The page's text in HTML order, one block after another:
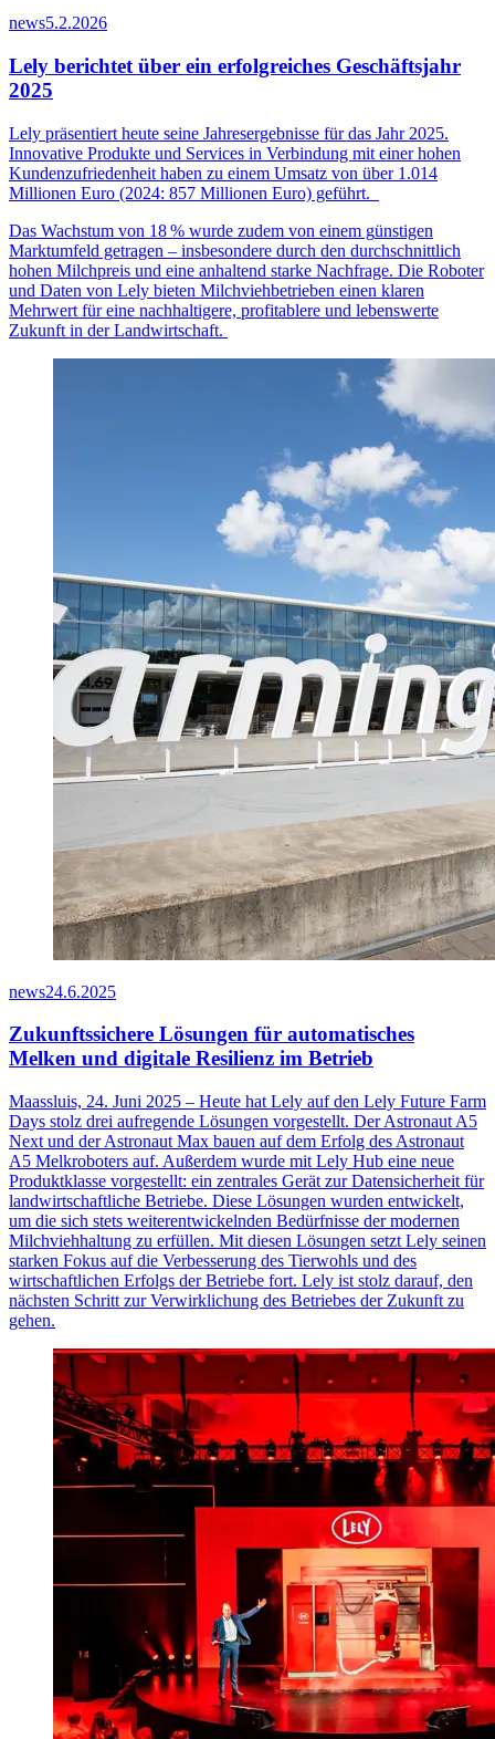
news5.2.2026
Lely berichtet über ein erfolgreiches Geschäftsjahr
2025
Lely präsentiert heute seine Jahresergebnisse für das Jahr 2025.
Innovative Produkte und Services in Verbindung mit einer hohen
Kundenzufriedenheit haben zu einem Umsatz von über 1.014
Millionen Euro (2024: 857 Millionen Euro) geführt.
Das Wachstum von 18% wurde zudem von einem günstigen
Marktumfeld getragen – insbesondere durch den durchschnittlich
hohen Milchpreis und eine anhaltend starke Nachfrage. Die Roboter
und Daten von Lely bieten Milchviehbetrieben einen klaren
Mehrwert für eine nachhaltigere, profitablere und lebenswerte
Zukunft in der Landwirtschaft.
news24.6.2025
Zukunftssichere Lösungen für automatisches
Melken und digitale Resilienz im Betrieb
Maassluis, 24. Juni 2025 – Heute hat Lely auf den Lely Future Farm
Days stolz drei aufregende Lösungen vorgestellt. Der Astronaut A5
Next und der Astronaut Max bauen auf dem Erfolg des Astronaut
A5 Melkroboters auf. Außerdem wurde mit Lely Hub eine neue
Produktklasse vorgestellt: ein zentrales Gerät zur Datensicherheit für
landwirtschaftliche Betriebe. Diese Lösungen wurden entwickelt,
um die sich stets weiterentwickelnden Bedürfnisse der modernen
Milchviehhaltung zu erfüllen. Mit diesen Lösungen setzt Lely seinen
starken Fokus auf die Verbesserung des Tierwohls und des
wirtschaftlichen Erfolgs der Betriebe fort. Lely ist stolz darauf, den
nächsten Schritt zur Verwirklichung des Betriebes der Zukunft zu
gehen.